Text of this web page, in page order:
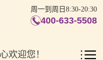
周一到周日8:30-20:30
400-633-5508
欢迎您！